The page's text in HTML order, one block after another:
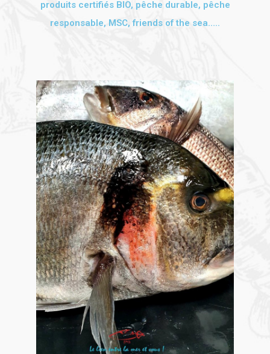
produits certifiés BIO, pêche durable, pêche
responsable, MSC, friends of the sea…..